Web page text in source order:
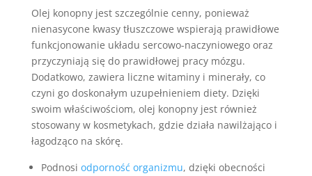
Olej konopny jest szczególnie cenny, ponieważ
nienasycone kwasy tłuszczowe wspierają prawidłowe
funkcjonowanie układu sercowo-naczyniowego oraz
przyczyniają się do prawidłowej pracy mózgu.
Dodatkowo, zawiera liczne witaminy i minerały, co
czyni go doskonałym uzupełnieniem diety. Dzięki
swoim właściwościom, olej konopny jest również
stosowany w kosmetykach, gdzie działa nawilżająco i
łagodząco na skórę.
Podnosi odporność organizmu, dzięki obecności